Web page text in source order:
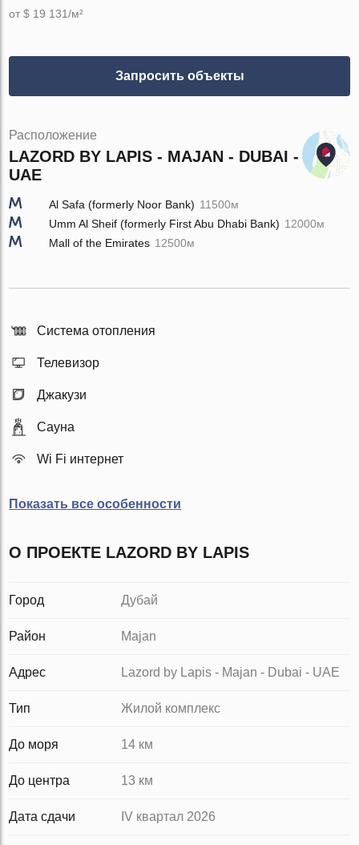
от $ 19 131/м²
Запросить объекты
Расположение
LAZORD BY LAPIS - MAJAN - DUBAI -
UAE
Al Safa (formerly Noor Bank) 11500м
Umm Al Sheif (formerly First Abu Dhabi Bank) 12000м
Mall of the Emirates 12500м
Система отопления
Телевизор
Джакузи
Сауна
Wi Fi интернет
Показать все особенности
О ПРОЕКТЕ LAZORD BY LAPIS
Город Дубай
Район Majan
Адрес Lazord by Lapis - Majan - Dubai - UAE
Тип Жилой комплекс
До моря 14 км
До центра 13 км
Дата сдачи IV квартал 2026